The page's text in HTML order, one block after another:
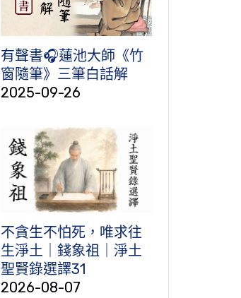
有聲書🎧蓮池大師《竹
窗隨筆》三筆白話解
2025-09-26
不貪生不怕死，唯求往
生淨土｜錢象祖｜淨土
聖賢錄選譯31
2026-08-07